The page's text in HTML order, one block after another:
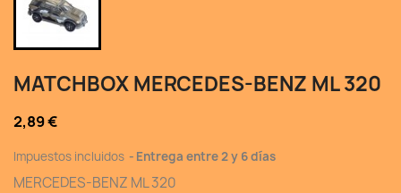
MATCHBOX MERCEDES-BENZ ML 320
2,89 €
Impuestos incluidos Entrega entre 2 y 6 días
MERCEDES-BENZ ML 320